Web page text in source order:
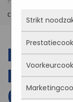
computer IPC-6207
EVOC
Mount
Strikt
Deze
überhaupt
kunnen niet
ze alleen
inloggen,
Met deze
bezocht
komen en
Deze